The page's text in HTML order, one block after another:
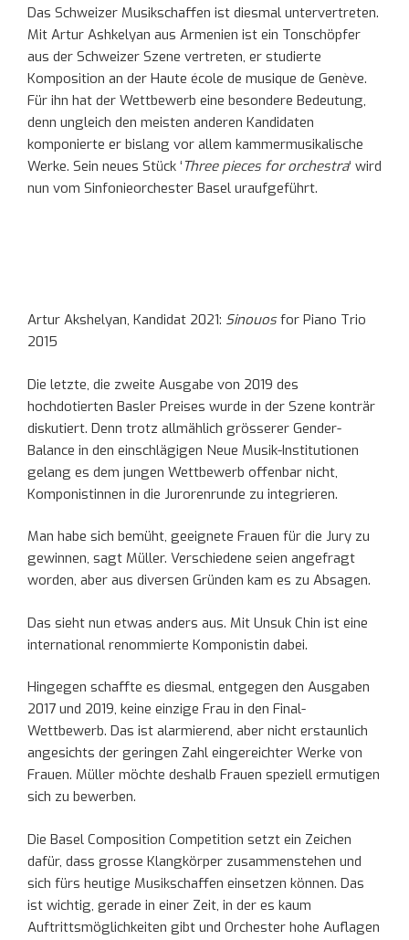
Das Schweizer Musikschaffen ist diesmal untervertreten.
Mit Artur Ashkelyan aus Armenien ist ein Tonschöpfer
aus der Schweizer Szene vertreten, er studierte
Komposition an der Haute école de musique de Genève.
Für ihn hat der Wettbewerb eine besondere Bedeutung,
denn ungleich den meisten anderen Kandidaten
komponierte er bislang vor allem kammermusikalische
Werke. Sein neues Stück ‘Three pieces for orchestra‘ wird
nun vom Sinfonieorchester Basel uraufgeführt.
Artur Akshelyan, Kandidat 2021: Sinouosfor Piano Trio
2015
Die letzte, die zweite Ausgabe von 2019 des
hochdotierten Basler Preises wurde in der Szene konträr
diskutiert. Denn trotz allmählich grösserer Gender-
Balance in den einschlägigen Neue Musik-Institutionen
gelang es dem jungen Wettbewerb offenbar nicht,
Komponistinnen in die Jurorenrunde zu integrieren.
Man habe sich bemüht, geeignete Frauen für die Jury zu
gewinnen, sagt Müller. Verschiedene seien angefragt
worden, aber aus diversen Gründen kam es zu Absagen.
Das sieht nun etwas anders aus. Mit Unsuk Chin ist eine
international renommierte Komponistin dabei.
Hingegen schaffte es diesmal, entgegen den Ausgaben
2017 und 2019, keine einzige Frau in den Final-
Wettbewerb. Das ist alarmierend, aber nicht erstaunlich
angesichts der geringen Zahl eingereichter Werke von
Frauen. Müller möchte deshalb Frauen speziell ermutigen
sich zu bewerben.
Die Basel Composition Competition setzt ein Zeichen
dafür, dass grosse Klangkörper zusammenstehen und
sich fürs heutige Musikschaffen einsetzen können. Das
ist wichtig, gerade in einer Zeit, in der es kaum
Auftrittsmöglichkeiten gibt und Orchester hohe Auflagen